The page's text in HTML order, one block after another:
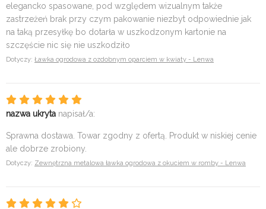
elegancko spasowane, pod względem wizualnym także
zastrzeżeń brak przy czym pakowanie niezbyt odpowiednie jak
na taką przesyłkę bo dotarła w uszkodzonym kartonie na
szczęście nic się nie uszkodziło
Dotyczy: Ławka ogrodowa z ozdobnym oparciem w kwiaty - Lenwa
nazwa ukryta napisał/a:
Sprawna dostawa. Towar zgodny z ofertą. Produkt w niskiej cenie
ale dobrze zrobiony.
Dotyczy: Zewnętrzna metalowa ławka ogrodowa z okuciem w romby - Lenwa